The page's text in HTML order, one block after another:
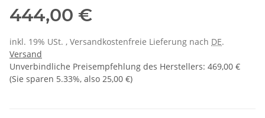
444,00 €
inkl. 19% USt. , Versandkostenfreie Lieferung nach DE.
Versand
Unverbindliche Preisempfehlung des Herstellers: 469,00 €
(Sie sparen 5.33%, also 25,00 €)